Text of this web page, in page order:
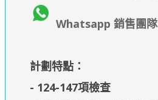
Whatsapp 銷售團隊
計劃特點：
- 124-147項檢查